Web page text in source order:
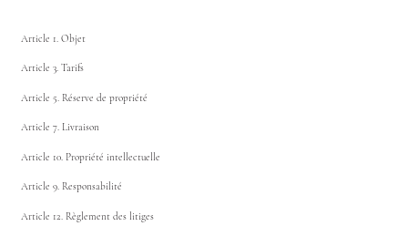
Article 1. Objet
Article 3. Tarifs
Article 5. Réserve de propriété
Article 7. Livraison
Article 9. Responsabilité
Article 10. Propriété intellectuelle
Article 12. Règlement des litiges